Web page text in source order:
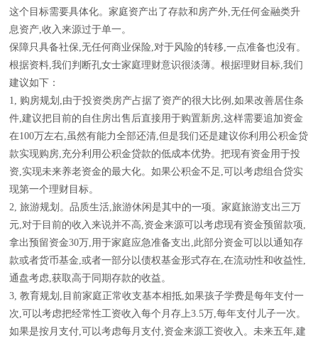
这个目标需要具体化。家庭资产出了存款和房产外,无任何金融类升
息资产,收入来源过于单一。
保障只具备社保,无任何商业保险,对于风险的转移,一点准备也没有。
根据资料,我们判断孔女士家庭理财意识很淡薄。根据理财目标,我们
建议如下：
1, 购房规划,由于投资类房产占据了资产的很大比例,如果改善居住条
件,建议把目前的自住房出售后直接用于购置新房,这样需要追加资金
在100万左右,虽然有能力全部还清,但是我们还是建议你利用公积金贷
款实现购房,充分利用公积金贷款的低成本优势。把现有资金用于投
资,实现未来养老资金的最大化。如果公积金不足,可以考虑组合贷实
现第一个理财目标。
2, 旅游规划。品质生活,旅游休闲是其中的一项。家庭旅游支出三万
元,对于目前的收入来说并不高,资金来源可以考虑现有资金预留款项,
拿出预留资金30万,用于家庭应急准备支出,此部分资金可以以通知存
款或者货币基金,或者一部分以债权基金形式存在,在流动性和收益性,
通盘考虑,获取高于同期存款的收益。
3, 教育规划,目前家庭正常收支基本相抵,如果孩子学费是每年支付一
次,可以考虑把经常性工资收入每个月存上3.5万,每年支付儿子一次。
如果是按月支付,可以考虑每月支付,资金来源工资收入。未来五年,建